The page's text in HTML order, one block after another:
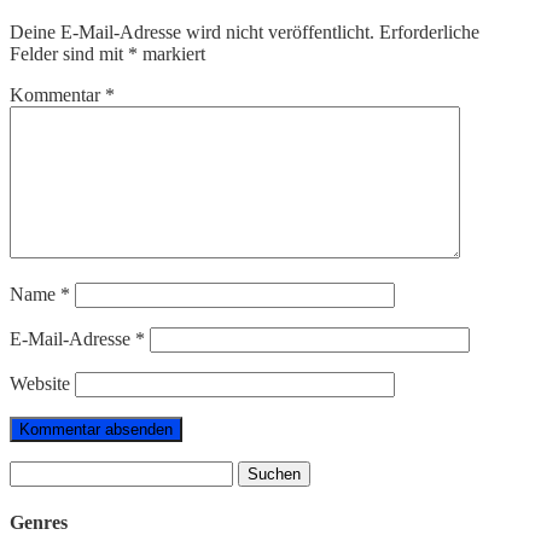
Deine E-Mail-Adresse wird nicht veröffentlicht. Erforderliche
Felder sind mit * markiert
Kommentar *
Name *
E-Mail-Adresse *
Website
nach:
Genres